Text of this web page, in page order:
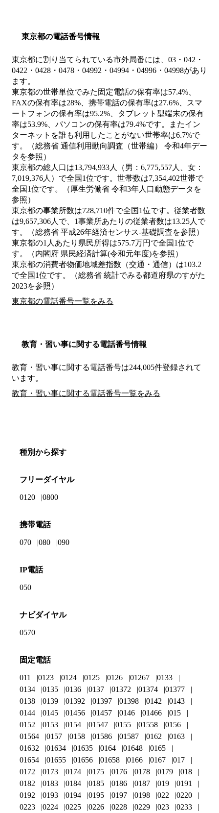
東京都の電話番号情報
東京都に割り当てられている市外局番には、03・042・
0422・0428・0478・04992・04994・04996・04998があり
ます。
東京都の世帯単位でみた固定電話の保有率は57.4%、
FAXの保有率は28%、携帯電話の保有率は27.6%、スマ
ートフォンの保有率は95.2%、タブレット型端末の保有
率は53.9%、パソコンの保有率は79.4%です。またイン
ターネットを誰も利用したことがない世帯率は6.7%で
す。（総務省 通信利用動向調査（世帯編） 令和4年デー
タを参照）
東京都の総人口は13,794,933人（男：6,775,557人、女：
7,019,376人）で全国1位です。世帯数は7,354,402世帯で
全国1位です。（厚生労働省 令和3年人口動態データを
参照）
東京都の事業所数は728,710件で全国1位です。従業者数
は9,657,306人で、1事業所あたりの従業者数は13.25人で
す。（総務省 平成26年経済センサス‐基礎調査を参照）
東京都の1人あたり県民所得は575.7万円で全国1位で
す。（内閣府 県民経済計算(令和元年度)を参照）
東京都の消費者物価地域差指数（交通・通信）は103.2
で全国1位です。（総務省 統計でみる都道府県のすがた
2023を参照）
東京都の電話番号一覧をみる
教育・習い事に関する電話番号情報
教育・習い事に関する電話番号は244,005件登録されて
います。
教育・習い事に関する電話番号一覧をみる
種別から探す
フリーダイヤル
0120 0800
携帯電話
070 080 090
IP電話
050
ナビダイヤル
0570
固定電話
011 0123 0124 0125 0126 01267
0133
0134
0135 0136 0137 01372 01374
01377
0138
0139 01392 01397 01398 0142
0143
0144
0145 01456 01457 0146 01466
015
0152
0153 0154 01547 0155 01558
0156
01564
0157 0158 01586 01587 0162
0163
01632
01634 01635 0164 01648
0165
01654
01655 01656 01658 0166 0167
017
0172
0173 0174 0175 0176 0178 0179
018
0182
0183 0184 0185 0186 0187 019
0191
0192
0193 0194 0195 0197 0198 022
0220
0223
0224 0225 0226 0228 0229 023 0233